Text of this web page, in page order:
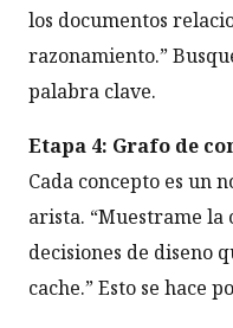
los documentos
razonamiento.”
palabra clave.
Etapa 4: Grafo de
Cada concepto es un
arista. “Muestrame la
decisiones de diseno
cache.” Esto se hace